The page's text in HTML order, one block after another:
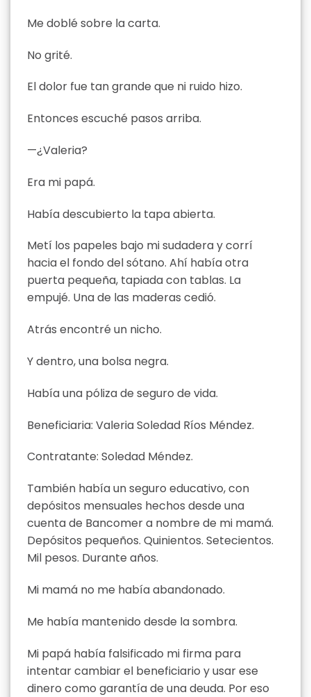
Me doblé sobre la carta.
No grité.
El dolor fue tan grande que ni ruido hizo.
Entonces escuché pasos arriba.
—¿Valeria?
Era mi papá.
Había descubierto la tapa abierta.
Metí los papeles bajo mi sudadera y corrí
hacia el fondo del sótano. Ahí había otra
puerta pequeña, tapiada con tablas. La
empujé. Una de las maderas cedió.
Atrás encontré un nicho.
Y dentro, una bolsa negra.
Había una póliza de seguro de vida.
Beneficiaria: Valeria Soledad Ríos Méndez.
Contratante: Soledad Méndez.
También había un seguro educativo, con
depósitos mensuales hechos desde una
cuenta de Bancomer a nombre de mi mamá.
Depósitos pequeños. Quinientos. Setecientos.
Mil pesos. Durante años.
Mi mamá no me había abandonado.
Me había mantenido desde la sombra.
Mi papá había falsificado mi firma para
intentar cambiar el beneficiario y usar ese
dinero como garantía de una deuda. Por eso